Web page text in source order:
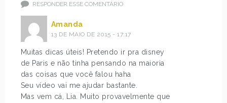
RESPONDER ESSE COMENTÁRIO
Amanda
13 DE MAIO DE 2015 - 17:17
Muitas dicas úteis! Pretendo ir pra disney
de Paris e não tinha pensando na maioria
das coisas que você falou haha
Seu vídeo vai me ajudar bastante.
Mas vem cá, Lia. Muito provavelmente que